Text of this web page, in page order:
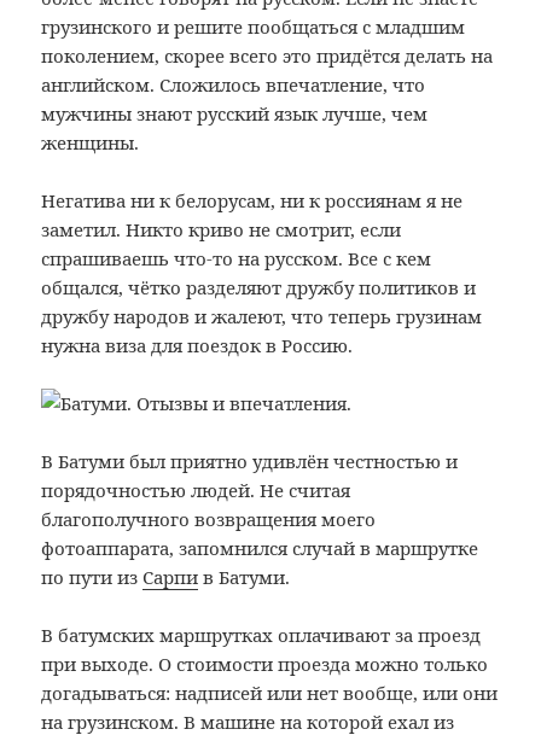
грузинского и решите пообщаться с младшим
поколением, скорее всего это придётся делать на
английском. Сложилось впечатление, что
мужчины знают русский язык лучше, чем
женщины.
Негатива ни к белорусам, ни к россиянам я не
заметил. Никто криво не смотрит, если
спрашиваешь что-то на русском. Все с кем
общался, чётко разделяют дружбу политиков и
дружбу народов и жалеют, что теперь грузинам
нужна виза для поездок в Россию.
В Батуми был приятно удивлён честностью и
порядочностью людей. Не считая
благополучного возвращения моего
фотоаппарата, запомнился случай в маршрутке
по пути из Сарпи в Батуми.
В батумских маршрутках оплачивают за проезд
при выходе. О стоимости проезда можно только
догадываться: надписей или нет вообще, или они
на грузинском. В машине на которой ехал из